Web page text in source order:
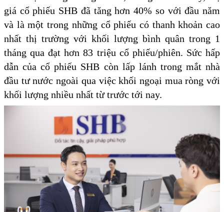
giá cổ phiếu SHB đã tăng hơn 40% so với đầu năm
và là một trong những cổ phiếu có thanh khoản cao
nhất thị trường với khối lượng bình quân trong 1
tháng qua đạt hơn 83 triệu cổ phiếu/phiên. Sức hấp
dẫn của cổ phiếu SHB còn lấp lánh trong mắt nhà
đầu tư nước ngoài qua việc khối ngoại mua ròng với
khối lượng nhiều nhất từ trước tới nay.